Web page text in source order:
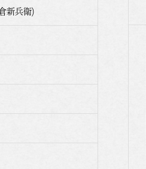
新兵衛)